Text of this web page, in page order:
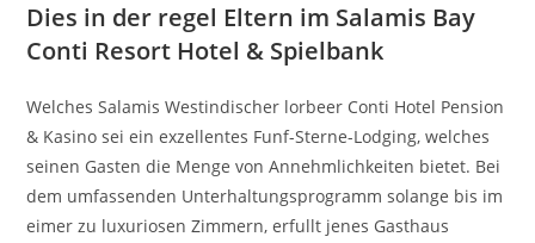
Dies in der regel Eltern im Salamis Bay
Conti Resort Hotel & Spielbank
Welches Salamis Westindischer lorbeer Conti Hotel Pension
& Kasino sei ein exzellentes Funf-Sterne-Lodging, welches
seinen Gasten die Menge von Annehmlichkeiten bietet. Bei
dem umfassenden Unterhaltungsprogramm solange bis im
eimer zu luxuriosen Zimmern, erfullt jenes Gasthaus